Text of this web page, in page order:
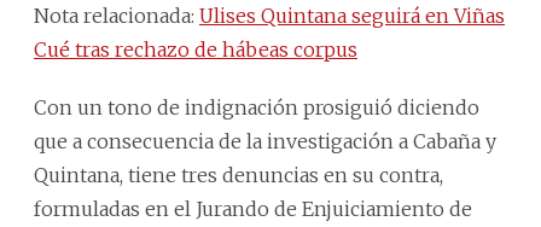
Nota relacionada: Ulises Quintana seguirá en Viñas
Cué tras rechazo de hábeas corpus
Con un tono de indignación prosiguió diciendo
que a consecuencia de la investigación a Cabaña y
Quintana, tiene tres denuncias en su contra,
formuladas en el Jurando de Enjuiciamiento de